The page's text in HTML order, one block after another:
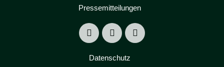
Pressemitteilungen
Datenschutz